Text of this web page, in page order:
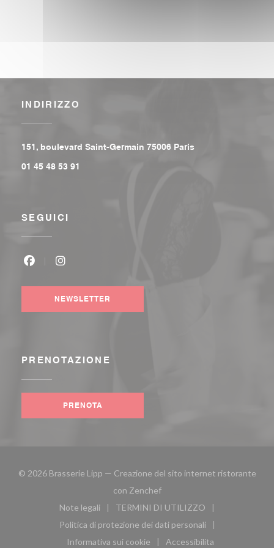
INDIRIZZO
151, boulevard Saint-Germain 75006 Paris
01 45 48 53 91
SEGUICI
NEWSLETTER
PRENOTAZIONE
PRENOTA
© 2026 Brasserie Lipp — Creazione del sito internet ristorante
con Zenchef((apre una nuova finestra))
Note legali
((apre una nuova finestra))
TERMINI DI UTILIZZO
((apre una nuova finestra))
Politica di protezione dei dati personali
((apre una nuova finestra))
Informativa sui cookie
Accessibilita